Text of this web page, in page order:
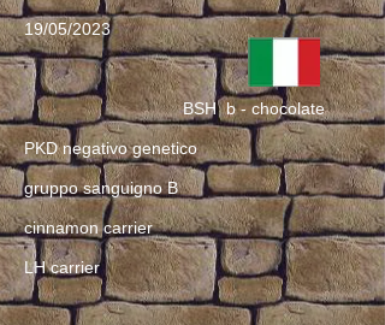
19/05/2023
BSH b - chocolate
PKD negativo genetico
gruppo sanguigno B
cinnamon carrier
LH carrier